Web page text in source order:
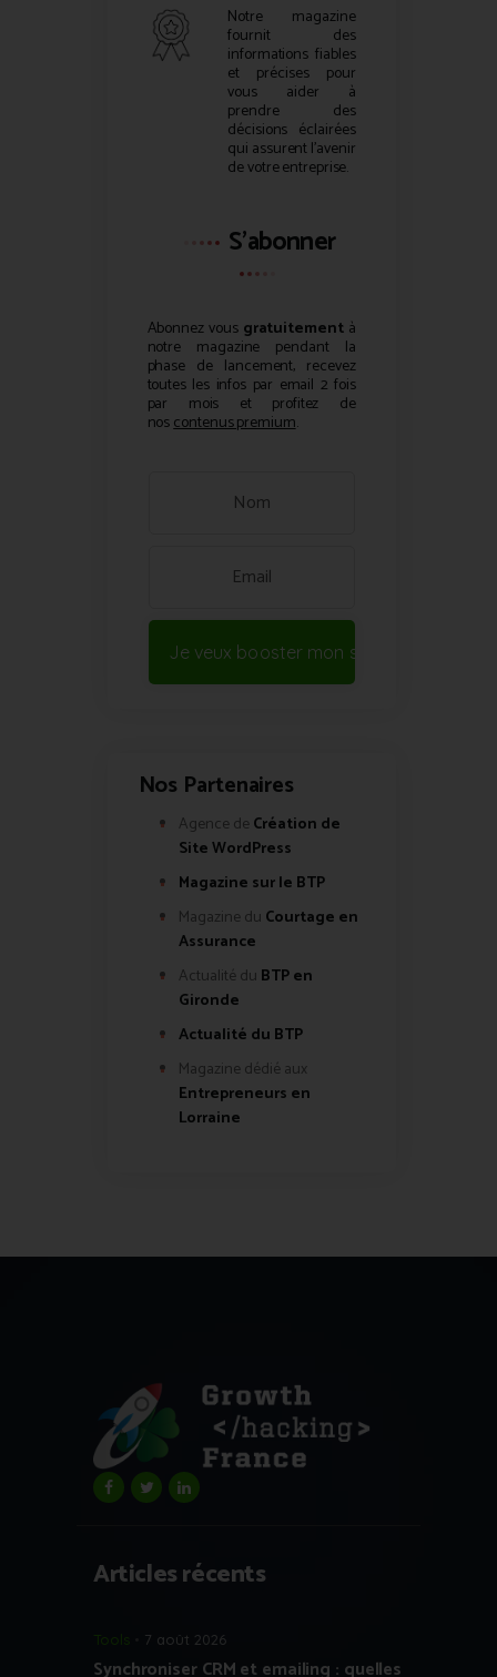
Notre magazine
fournit des
informations fiables
et précises pour
vous aider à
prendre des
décisions éclairées
qui assurent l’avenir
de votre entreprise.
S'abonner
Abonnez vous gratuitementà
notre magazine pendant la
phase de lancement, recevez
toutes les infos par email 2 fois
par mois et profitez de
noscontenus premium.
Je veux booster mon site !
Nos Partenaires
Agence de Création de
Site WordPress
Magazine sur le BTP
Magazine du Courtage en
Assurance
Actualité du BTP en
Gironde
Actualité du BTP
Magazine dédié aux
Entrepreneurs en
Lorraine
Articles récents
Tools 7 août 2026
Synchroniser CRM et emailing : quelles